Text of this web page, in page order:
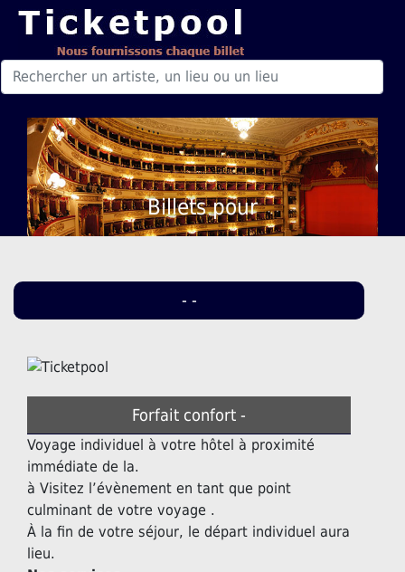
Billets pour
- -
Forfait confort -
Voyage individuel à votre hôtel à proximité
immédiate de la.
à Visitez l’évènement en tant que point
culminant de votre voyage .
À la fin de votre séjour, le départ individuel aura
lieu.